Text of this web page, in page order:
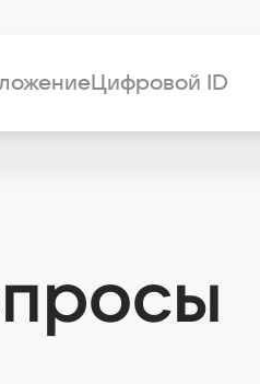
Цифровой ID